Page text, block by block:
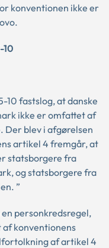
konventionen ikke er
10
10 fastslog, at danske
ikke er omfattet af
Der blev i afgørelsen
artikel 4 fremgår, at
statsborgere fra
og statsborgere fra
”
personkredsregel,
konventionens
af artikel 4